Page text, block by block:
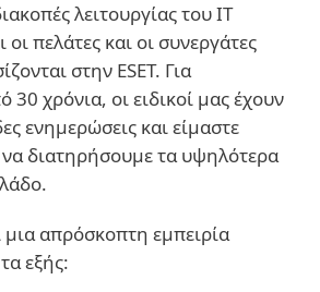
λειτουργίας του IT
οι πελάτες και οι συνεργάτες
στην ESET. Για
30 χρόνια, οι ειδικοί μας έχουν
ενημερώσεις και είμαστε
διατηρήσουμε τα υψηλότερα
μια απρόσκοπτη εμπειρία
εξής: